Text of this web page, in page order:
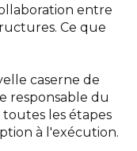
entre
Ce que
caserne de
responsable du
les étapes
à l'exécution.